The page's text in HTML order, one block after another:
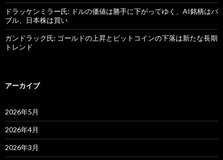
ドラッケンミラー氏: ドルの価値は勝手に下がってゆく、AI銘柄はバ
ブル、日本株は買い
ガンドラック氏: ゴールドの上昇とビットコインの下落は新たな長期
トレンド
アーカイブ
2026年5月
2026年4月
2026年3月